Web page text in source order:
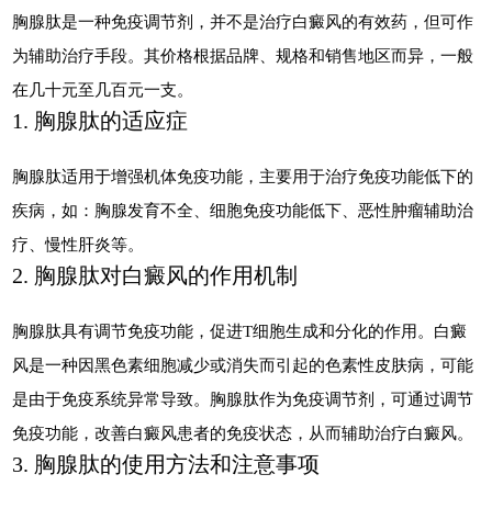
胸腺肽是一种免疫调节剂，并不是治疗白癜风的有效药，但可作
为辅助治疗手段。其价格根据品牌、规格和销售地区而异，一般
在几十元至几百元一支。
1. 胸腺肽的适应症
胸腺肽适用于增强机体免疫功能，主要用于治疗免疫功能低下的
疾病，如：胸腺发育不全、细胞免疫功能低下、恶性肿瘤辅助治
疗、慢性肝炎等。
2. 胸腺肽对白癜风的作用机制
胸腺肽具有调节免疫功能，促进T细胞生成和分化的作用。白癜
风是一种因黑色素细胞减少或消失而引起的色素性皮肤病，可能
是由于免疫系统异常导致。胸腺肽作为免疫调节剂，可通过调节
免疫功能，改善白癜风患者的免疫状态，从而辅助治疗白癜风。
3. 胸腺肽的使用方法和注意事项